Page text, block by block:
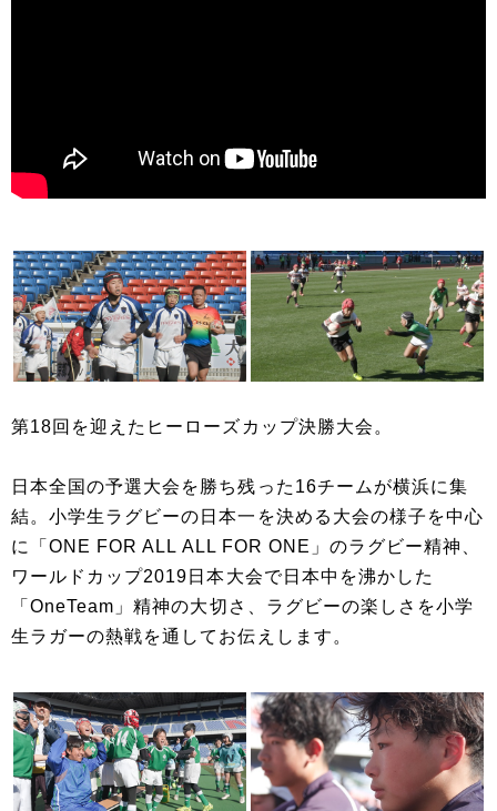
第18回を迎えたヒーローズカップ決勝大会。
日本全国の予選大会を勝ち残った16チームが横浜に集
結。小学生ラグビーの日本一を決める大会の様子を中心
に「ONE FOR ALL ALL FOR ONE」のラグビー精神、
ワールドカップ2019日本大会で日本中を沸かした
「OneTeam」精神の大切さ、ラグビーの楽しさを小学
生ラガーの熱戦を通してお伝えします。